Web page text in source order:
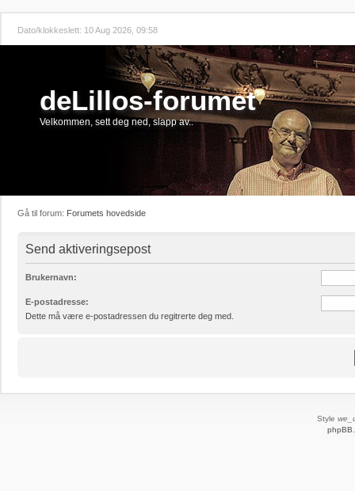
Dato/klokkeslett: 10 Aug 2026, 09:58
deLillos-forumet
Velkommen, sett deg ned, slapp av..
Gå til forum: Forumets hovedside
Send aktiveringsepost
Brukernavn:
E-postadresse:
Dette må være e-postadressen du regitrerte deg med.
Style